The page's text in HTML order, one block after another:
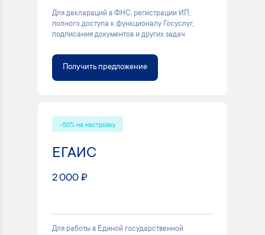
Для деклараций в ФНС, регистрации ИП,
полного доступа к функционалу Госуслуг,
подписания документов и других задач
Получить предложение
-50% на настройку
ЕГАИС
2 000 ₽
Для работы в Единой государственной